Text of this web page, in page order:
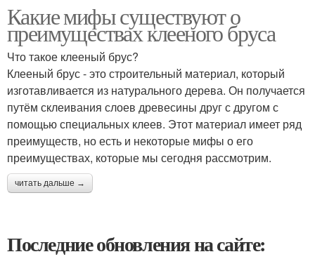
Какие мифы существуют о
преимуществах клееного бруса
Что такое клееный брус?
Клееный брус - это строительный материал, который
изготавливается из натурального дерева. Он получается
путём склеивания слоев древесины друг с другом с
помощью специальных клеев. Этот материал имеет ряд
преимуществ, но есть и некоторые мифы о его
преимуществах, которые мы сегодня рассмотрим.
читать дальше →
Последние обновления на сайте: